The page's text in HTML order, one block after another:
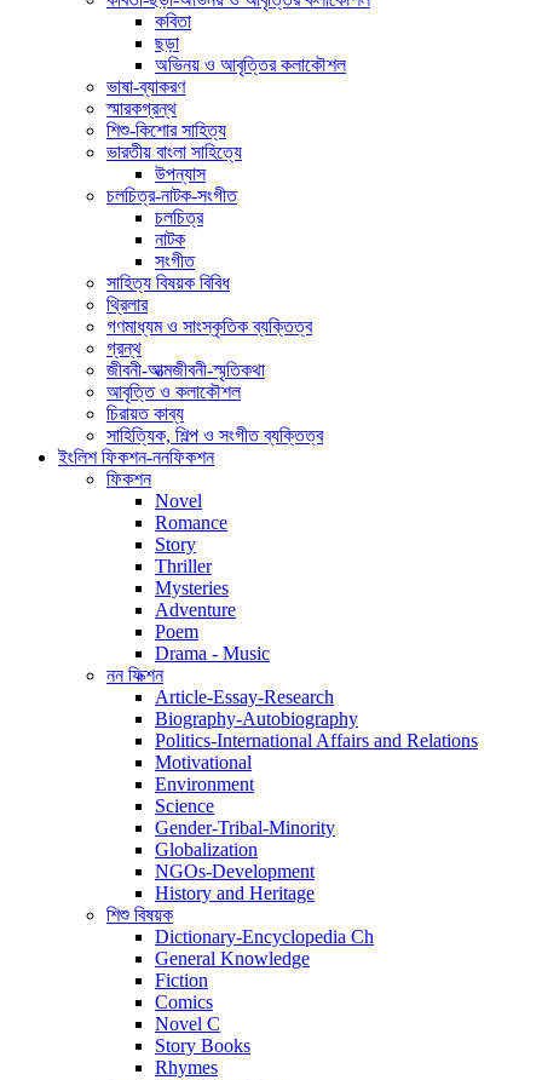
কবিতা
ছড়া
অভিনয় ও আবৃত্তির কলাকৌশল
ভাষা-ব্যাকরণ
স্মারকগ্রন্থ
শিশু-কিশোর সাহিত্য
ভারতীয় বাংলা সাহিত্যে
উপন্যাস
চলচিত্র-নাটক-সংগীত
চলচিত্র
নাটক
সংগীত
সাহিত্য বিষয়ক বিবিধ
থ্রিলার
গণমাধ্যম ও সাংস্কৃতিক ব্যক্তিত্ব
গ্রন্থ
জীবনী-আত্মজীবনী-স্মৃতিকথা
আবৃত্তি ও কলাকৌশল
চিরায়ত কাব্য
সাহিত্যিক, শিল্প ও সংগীত ব্যক্তিত্ব
ইংলিশ ফিকশন-ননফিকশন
ফিকশন
Novel
Romance
Story
Thriller
Mysteries
Adventure
Poem
Drama - Music
নন ফিক্শন
Article-Essay-Research
Biography-Autobiography
Politics-International Affairs and Relations
Motivational
Environment
Science
Gender-Tribal-Minority
Globalization
NGOs-Development
History and Heritage
শিশু বিষয়ক
Dictionary-Encyclopedia Ch
General Knowledge
Fiction
Comics
Novel C
Story Books
Rhymes